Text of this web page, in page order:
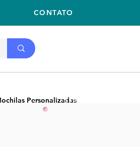
Personalizadas(11) 2059-2675
CONTATO
NEW